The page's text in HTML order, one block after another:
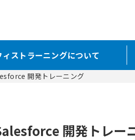
ィストラーニングについて
開発トレーニング
開発トレー